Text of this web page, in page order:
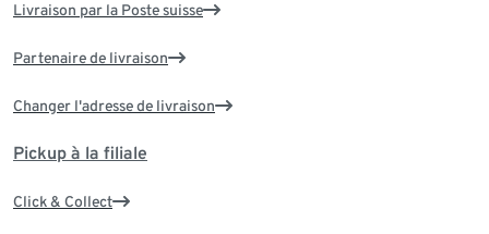
Livraison par la Poste suisse
Partenaire de livraison
Changer l'adresse de livraison
Pickup à la filiale
Click & Collect